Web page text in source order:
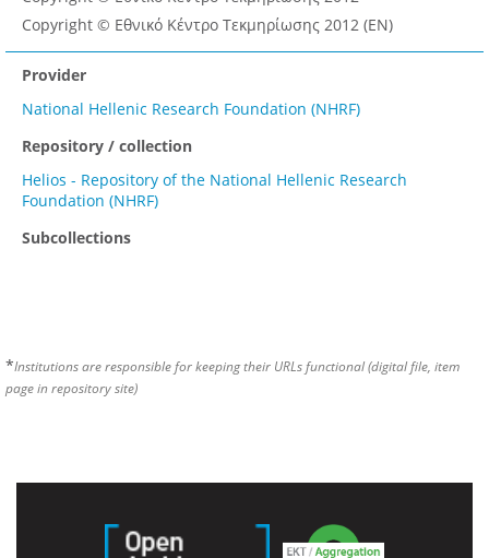
Copyright © Eθνικό Κέντρο Τεκμηρίωσης 2012 (EN)
Provider
National Hellenic Research Foundation (NHRF)
Repository / collection
Helios - Repository of the National Hellenic Research
Foundation (NHRF)
Subcollections
*Institutions are responsible for keeping their URLs functional (digital file, item
page in repository site)